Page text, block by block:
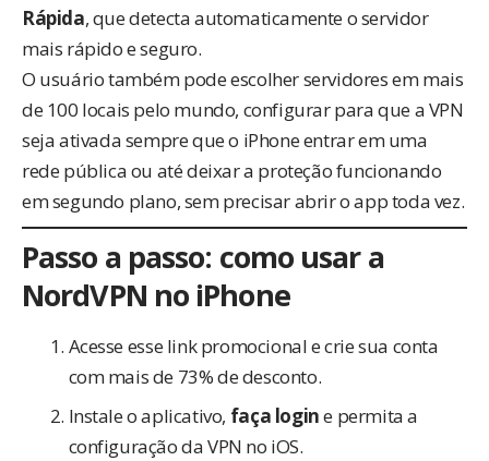
Rápida, que detecta automaticamente o servidor
mais rápido e seguro.
O usuário também pode escolher servidores em mais
de 100 locais pelo mundo, configurar para que a VPN
seja ativada sempre que o iPhone entrar em uma
rede pública ou até deixar a proteção funcionando
em segundo plano, sem precisar abrir o app toda vez.
Passo a passo: como usar a
NordVPN no iPhone
Acesse esse link promocionale crie sua conta
com mais de 73% de desconto.
Instale o aplicativo, faça logine permita a
configuração da VPN no iOS.